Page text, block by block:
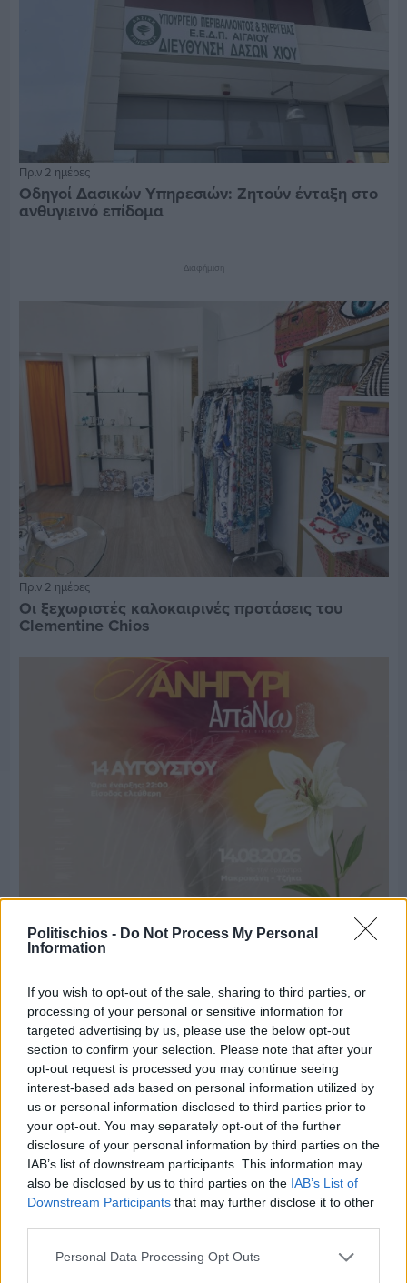
Politischios - Do Not Process My Personal
Information
If you wish to opt-out of the sale, sharing to third parties, or
processing of your personal or sensitive information for
targeted advertising by us, please use the below opt-out
section to confirm your selection. Please note that after your
opt-out request is processed you may continue seeing
interest-based ads based on personal information utilized by
us or personal information disclosed to third parties prior to
your opt-out. You may separately opt-out of the further
disclosure of your personal information by third parties on the
IAB’s list of downstream participants. This information may
also be disclosed by us to third parties on the IAB’s List of
Downstream Participants that may further disclose it to other
Personal Data Processing Opt Outs
Πριν 2 ημέρες
Οδηγοί Δασικών Υπηρεσιών: Ζητούν ένταξη στο
ανθυγιεινό επίδομα
Διαφήμιση
Πριν 2 ημέρες
Οι ξεχωριστές καλοκαιρινές προτάσεις του
Clementine Chios
Πριν 2 ημέρες
πανηγύρι στη Σιδηρούντα